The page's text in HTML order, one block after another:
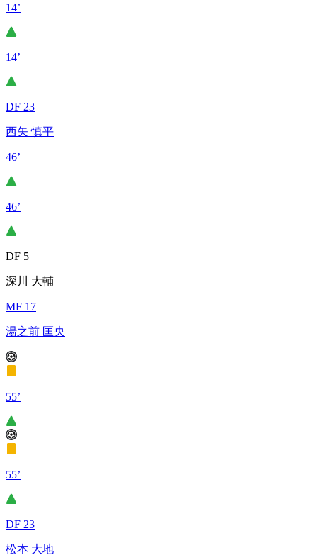
14’
14’
DF 23
西矢 慎平
46’
46’
DF 5
深川 大輔
MF 17
湯之前 匡央
55’
55’
DF 23
松本 大地